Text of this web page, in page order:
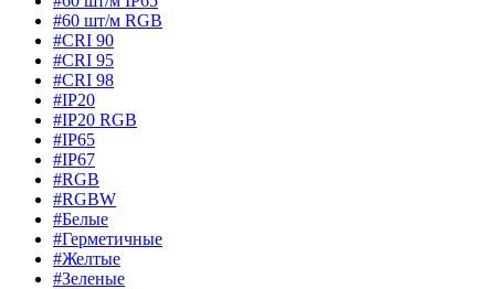
#60 шт/м RGB
#CRI 90
#CRI 95
#CRI 98
#IP20
#IP20 RGB
#IP65
#IP67
#RGB
#RGBW
#Белые
#Герметичные
#Желтые
#Зеленые